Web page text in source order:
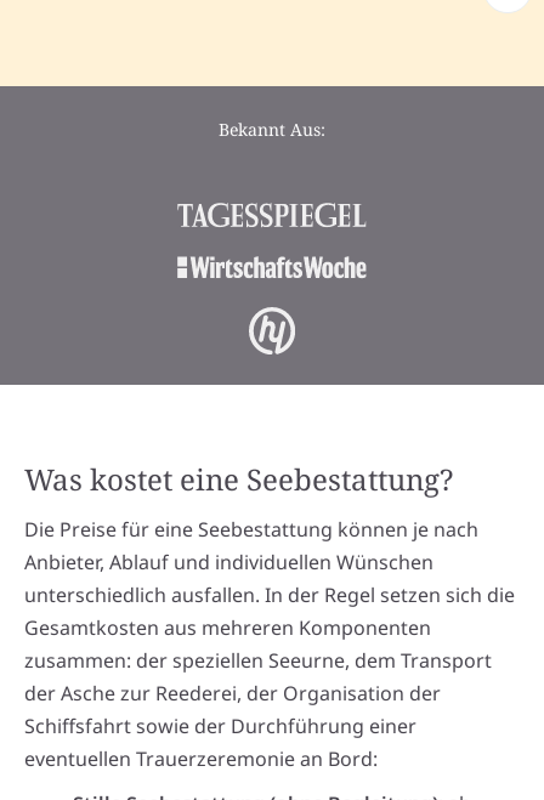
Bekannt Aus:
Was kostet eine Seebestattung?
Die Preise für eine Seebestattung können je nach
Anbieter, Ablauf und individuellen Wünschen
unterschiedlich ausfallen. In der Regel setzen sich die
Gesamtkosten aus mehreren Komponenten
zusammen: der speziellen Seeurne, dem Transport
der Asche zur Reederei, der Organisation der
Schiffsfahrt sowie der Durchführung einer
eventuellen Trauerzeremonie an Bord: